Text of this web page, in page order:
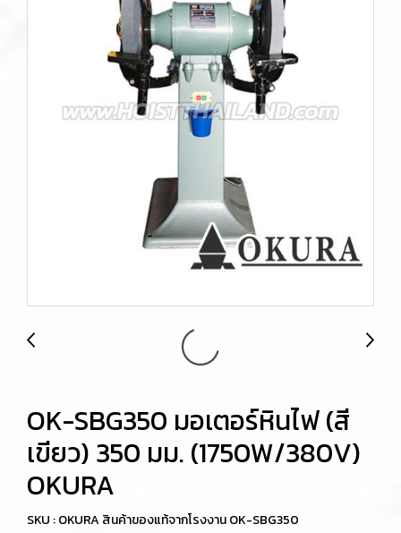
OK-SBG350 มอเตอร์หินไฟ (สี
เขียว) 350 มม. (1750W/380V)
OKURA
SKU : OKURA สินค้าของแท้จากโรงงาน OK-SBG350